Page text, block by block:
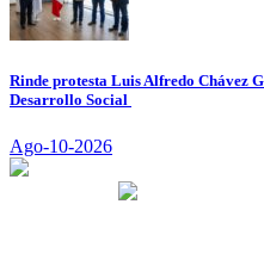
Rinde protesta Luis Alfredo Chávez
Desarrollo Social
Ago-10-2026